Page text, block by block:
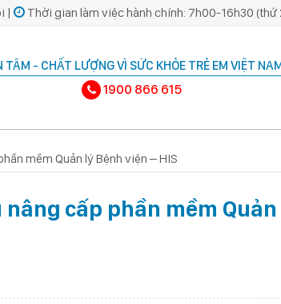
| Thời gian làm việc hành chính: 7h00-16h30 (thứ
TÂM - CHẤT LƯỢNG VÌ SỨC KHỎE TRẺ EM VIỆT
1900 866 615
mềm Quản lý Bệnh viện – HIS
cấp phần mềm